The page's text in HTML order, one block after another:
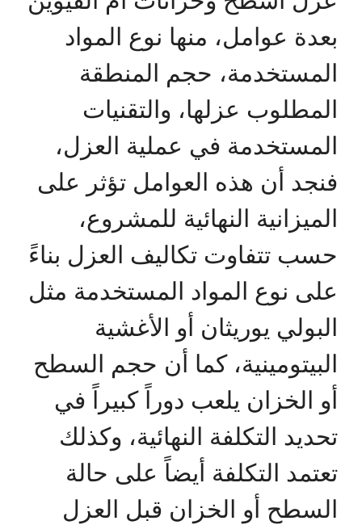
بعدة عوامل، منها نوع المواد
المستخدمة، حجم المنطقة
المطلوب عزلها، والتقنيات
المستخدمة في عملية العزل،
فنجد أن هذه العوامل تؤثر على
الميزانية النهائية للمشروع،
حسب تتفاوت تكاليف العزل بناءً
على نوع المواد المستخدمة مثل
البولي يوريثان أو الأغشية
البيتومينية، كما أن حجم السطح
أو الخزان يلعب دوراً كبيراً في
تحديد التكلفة النهائية، وكذلك
تعتمد التكلفة أيضاً على حالة
السطح أو الخزان قبل العزل